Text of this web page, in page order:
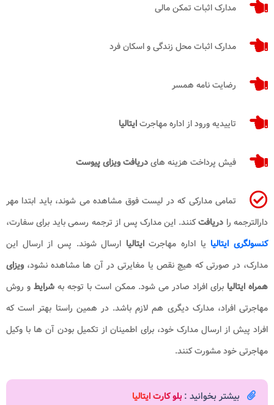
مدارک اثبات تمکن مالی
مدارک اثبات محل زندگی و اسکان فرد
رضایت نامه همسر
تاییدیه ورود از اداره مهاجرتایتالیا
فیش پرداخت هزینه هایدریافت ویزای پیوست
تمامی مدارکی که در لیست فوق مشاهده می شوند، باید ابتدا مهر
دارالترجمه را دریافتکنند. این مدارک پس از ترجمه رسمی باید برای سفارت،
کنسولگری ایتالیا یا اداره مهاجرتایتالیا ارسال شوند. پس از ارسال این
مدارک، در صورتی که هیچ نقص یا مغایرتی در آن ها مشاهده نشود، ویزای
همراه ایتالیا برای افراد صادر می شود. ممکن است با توجه به شرایطو روش
مهاجرتی افراد، مدارک دیگری هم لازم باشد. در همین راستا بهتر است که
افراد پیش از ارسال مدارک خود، برای اطمینان از تکمیل بودن آن ها با وکیل
مهاجرتی خود مشورت کنند.
بیشتر بخوانید : بلو کارت ایتالیا